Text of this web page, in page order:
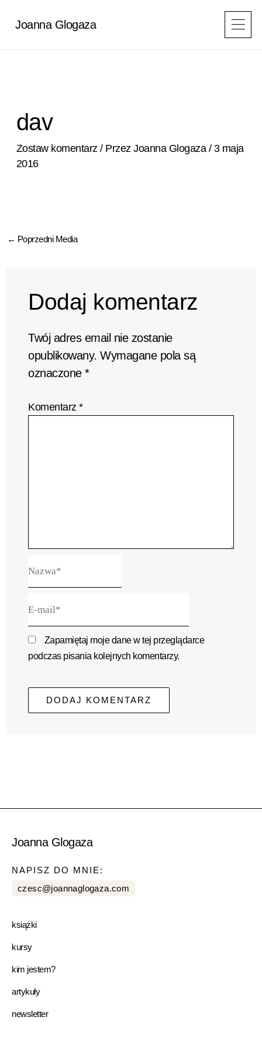
Joanna Glogaza
dav
Zostaw komentarz / PrzezJoanna Glogaza / 3 maja
2016
← Poprzedni Media
Dodaj komentarz
Twój adres email nie zostanie
opublikowany. Wymagane pola są
oznaczone*
Komentarz*
mail*
Zapamiętaj moje dane w tej przeglądarce
podczas pisania kolejnych komentarzy.
Joanna Glogaza
NAPISZ DO MNIE:
czesc@joannaglogaza.com
książki
kursy
kim jestem?
artykuły
newsletter